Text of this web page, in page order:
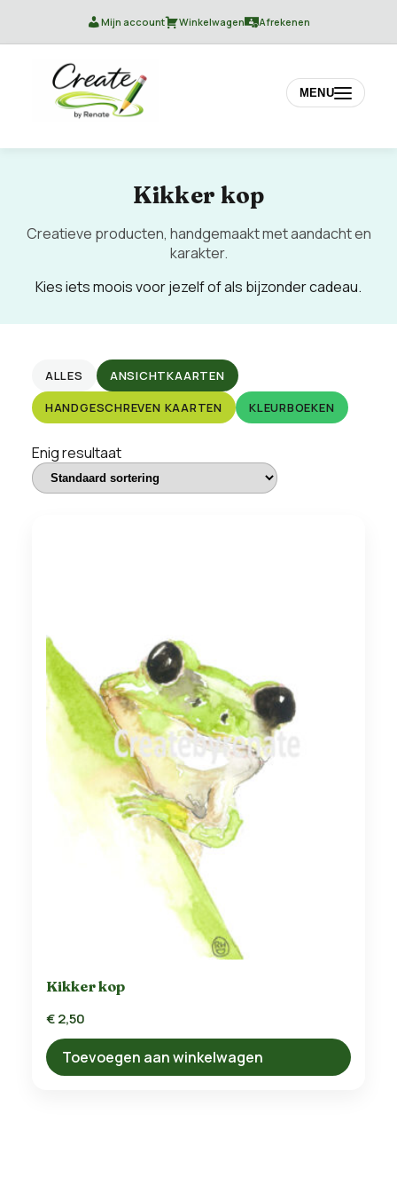
Mijn account Winkelwagen Afrekenen
MENU
Kikker kop
Creatieve producten, handgemaakt met aandacht en
karakter.
Kies iets moois voor jezelf of als bijzonder cadeau.
ALLES
ANSICHTKAARTEN
HANDGESCHREVEN KAARTEN
KLEURBOEKEN
Enig resultaat
Kikker kop
€2,50
Toevoegen aan winkelwagen